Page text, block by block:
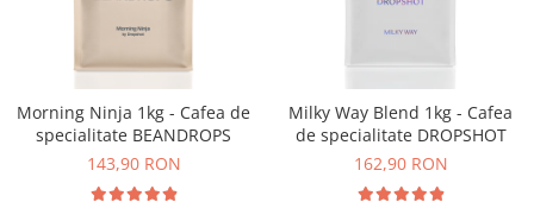
Ceaiuri de specialitate
Plante
Morning Ninja 1kg - Cafea de
specialitate BEANDROPS
143,90 RON
Milky Way Blend 1kg - Cafea
de specialitate DROPSHOT
162,90 RON